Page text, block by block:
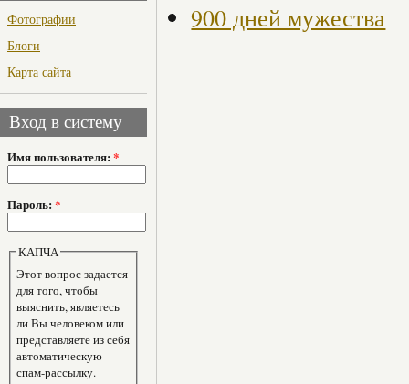
Фотографии
Блоги
Карта сайта
Вход в систему
Имя пользователя: *
Пароль: *
КАПЧА
Этот вопрос задается
для того, чтобы
выяснить, являетесь
ли Вы человеком или
представляете из себя
автоматическую
спам-рассылку.
900 дней мужества